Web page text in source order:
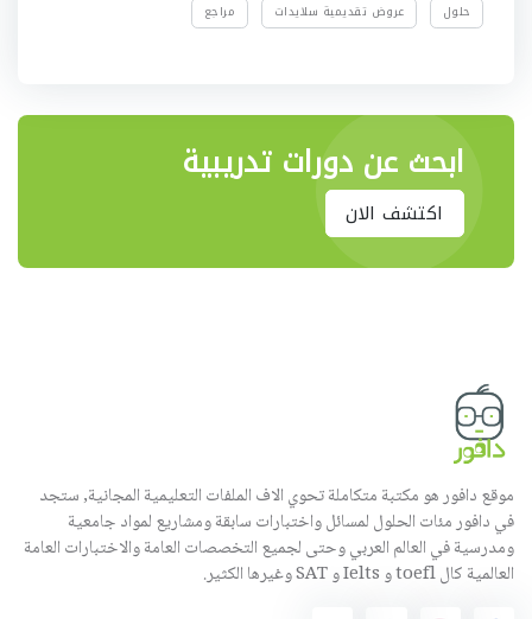
حلول
عروض تقديمية سلايدات مراجع
ابحث عن دورات تدريبية
اكتشف الان
موقع دافور هو مكتبة متكاملة تحوي الاف الملفات التعليمية المجانية, ستجد
في دافور مئات الحلول لمسائل واختبارات سابقة ومشاريع لمواد جامعية
ومدرسية في العالم العربي وحتى لجميع التخصصات العامة والاختبارات العامة
العالمية كال toefl و Ielts و SAT وغيرها الكثير.